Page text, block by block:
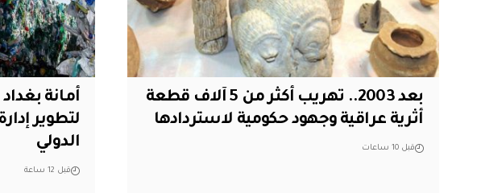
بعد 2003.. تهريب أكثر من 5 آلاف قطعة
أثرية عراقية وجهود حكومية لاستردادها
قبل 10 ساعات
أمانة
لتطوير
الدولي
قبل 12 ساعة